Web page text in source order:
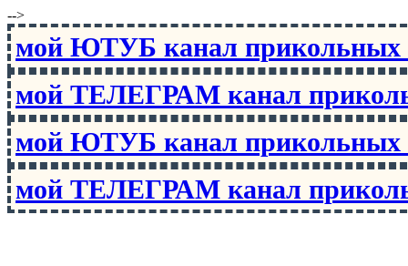
-->
мой ЮТУБ канал
мой ТЕЛЕГРАМ канал
мой ЮТУБ канал
мой ТЕЛЕГРАМ канал